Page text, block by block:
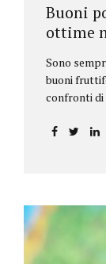
Buoni
ottime
Sono
buoni
confronti di